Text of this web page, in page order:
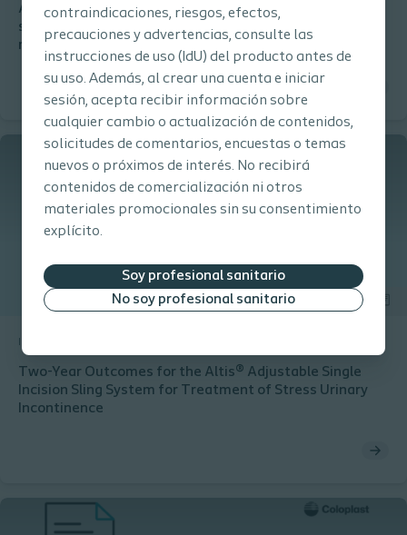
contraindicaciones, riesgos, efectos,
precauciones y advertencias, consulte las
instrucciones de uso (IdU) del producto antes de
su uso. Además, al crear una cuenta e iniciar
sesión, acepta recibir información sobre
cualquier cambio o actualización de contenidos,
solicitudes de comentarios, encuestas o temas
nuevos o próximos de interés. No recibirá
contenidos de comercialización ni otros
materiales promocionales sin su consentimiento
explícito.
Soy profesional sanitario
No soy profesional sanitario
A randomized trial of retropubic versus single-incision
sling amongst patients undergoing vaginal prolapse
repair
Two-Year Outcomes for the Altis® Adjustable Single
Incision Sling System for Treatment of Stress Urinary
Incontinence